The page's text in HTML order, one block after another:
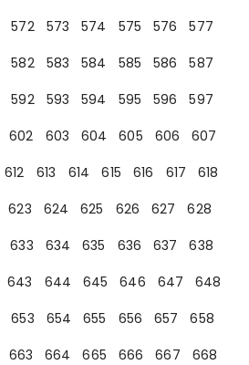
572 573 574 575 576
577
582 583 584 585 586
587
592 593 594 595 596
597
602 603 604 605 606
607
612 613 614 615 616 617
618
623 624 625 626 627
628
633 634 635 636 637
638
643 644 645 646 647
648
653 654 655 656 657
658
663 664 665 666 667
668